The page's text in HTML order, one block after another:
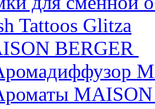
Tattoos Glitza
BERGER